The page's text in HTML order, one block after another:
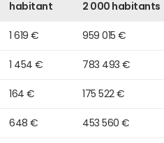
habitant
2 000 habitants
1 619 € 959 015 €
1 454 € 783 493 €
164 € 175 522 €
648 € 453 560 €